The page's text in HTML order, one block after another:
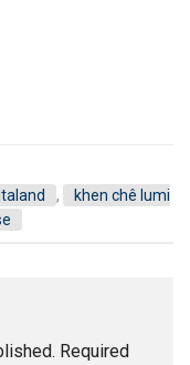
,
khen chê lumi
Required